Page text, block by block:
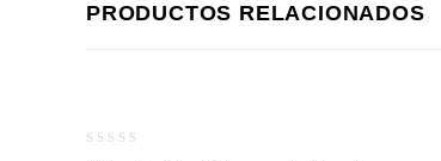
PRODUCTOS RELACIONADOS